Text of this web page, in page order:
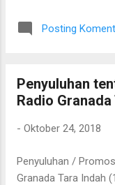
Posting
Penyuluhan
Radio
- Oktober 24, 2018
Penyuluhan /
Granada Tara Indah